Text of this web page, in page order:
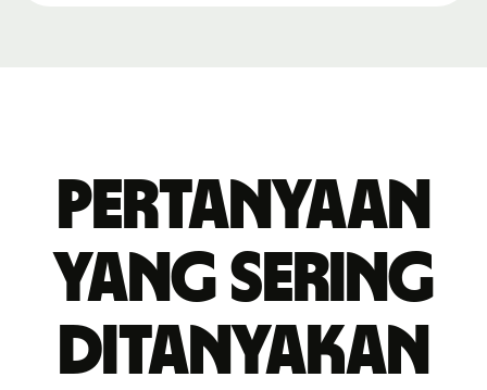
Pertanyaan
yang sering
ditanyakan